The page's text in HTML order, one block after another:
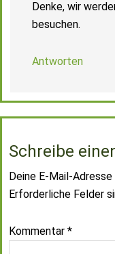
Denke, wir
besuchen.
Antworten
Schreibe
Deine E-Mail-
Erforderliche Felder
Kommentar *